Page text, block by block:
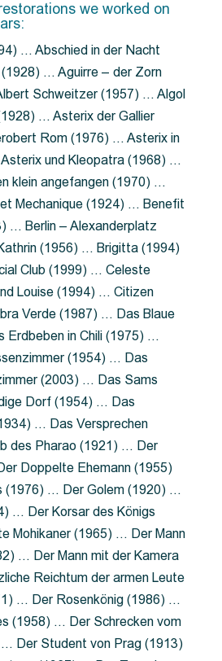
we worked on
… Abschied in der Nacht
… Aguirre – der Zorn
Schweitzer (1957) … Algol
… Asterix der Gallier
Rom (1976) … Asterix in
und Kleopatra (1968) …
klein angefangen (1970) …
Mechanique (1924) … Benefit
… Berlin – Alexanderplatz
(1956) … Brigitta (1994)
Club (1999) … Celeste
Louise (1994) … Citizen
Verde (1987) … Das Blaue
Erdbeben in Chili (1975) …
(1954) … Das
(2003) … Das Sams
Dorf (1954) … Das
… Das Versprechen
des Pharao (1921) … Der
Doppelte Ehemann (1955)
(1976) … Der Golem (1920) …
… Der Korsar des Königs
Mohikaner (1965) … Der Mann
… Der Mann mit der Kamera
Reichtum der armen Leute
… Der Rosenkönig (1986) …
(1958) … Der Schrecken vom
Der Student von Prag (1913)